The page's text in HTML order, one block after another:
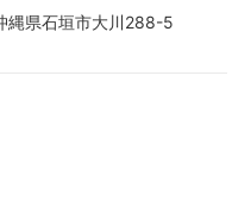
県石垣市大川288-5